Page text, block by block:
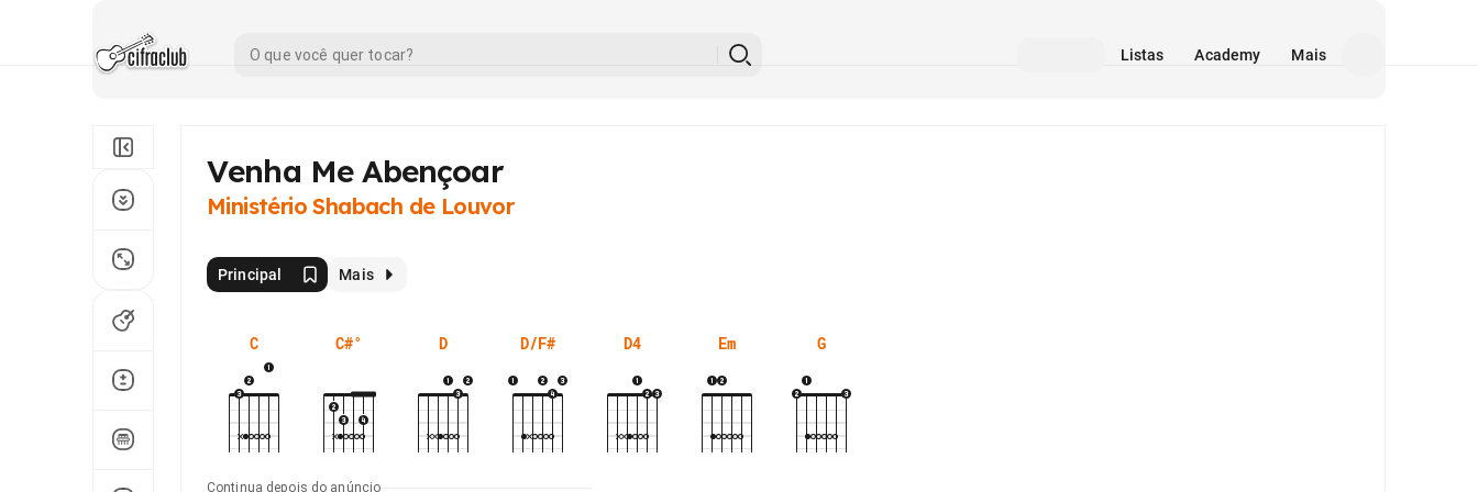
Listas Academy Mais
Venha Me Abençoar
Ministério Shabach de Louvor
Principal Mais
C C#° D D/F# D4 Em G
Continua depois do anúncio